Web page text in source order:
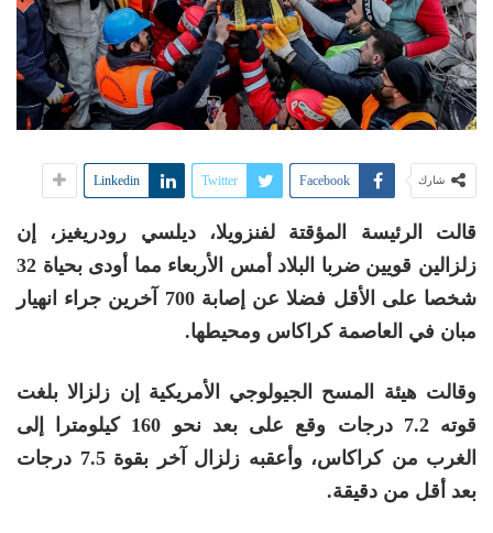
شارك Facebook
Twitter
Linkedin
قالت الرئيسة المؤقتة لفنزويلا، ديلسي رودريغيز، إن
زلزالين قويين ضربا البلاد أمس الأربعاء مما أودى بحياة 32
شخصا على الأقل فضلا عن إصابة 700 آخرين جراء انهيار
مبان في العاصمة كراكاس ومحيطها.
وقالت هيئة المسح الجيولوجي الأمريكية إن زلزالا بلغت
قوته 7.2 درجات وقع على بعد نحو 160 كيلومترا إلى
الغرب من كراكاس، وأعقبه زلزال آخر بقوة 7.5 درجات
بعد أقل من دقيقة.